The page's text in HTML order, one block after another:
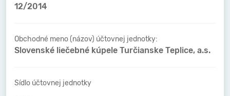
12/2014
Obchodné meno (názov) účtovnej jednotky:
Slovenské liečebné kúpele Turčianske Teplice, a.s.
Sídlo účtovnej jednotky